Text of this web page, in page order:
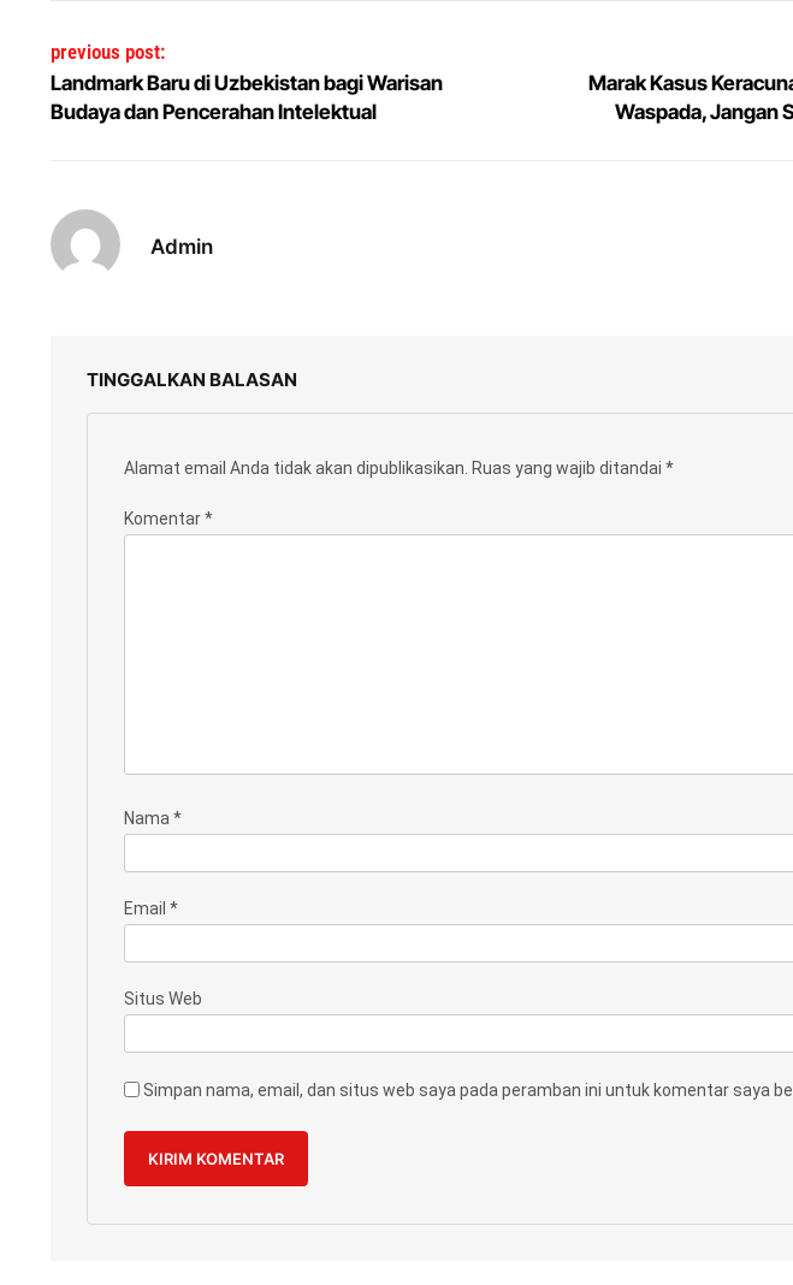
Navigasi pos
previous post:
Landmark Baru di Uzbekistan bagi Warisan
Budaya dan Pencerahan Intelektual
Marak Kasus
Waspada, Jangan
Admin
TINGGALKAN BALASAN
Alamat email Anda tidak akan dipublikasikan. Ruas yang wajib ditandai *
Komentar*
Nama *
Email *
Situs Web
Simpan nama, email, dan situs web saya pada peramban ini untuk komentar saya